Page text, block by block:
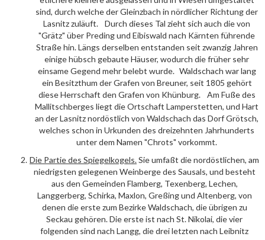
sind, durch welche der Gleinzbach in nördlicher Richtung der
Lasnitz zuläuft. Durch dieses Tal zieht sich auch die von
"Grätz" über Preding und Eibiswald nach Kärnten führende
Straße hin. Längs derselben entstanden seit zwanzig Jahren
einige hübsch gebaute Häuser, wodurch die früher sehr
einsame Gegend mehr belebt wurde. Waldschach war lang
ein Besitzthum der Grafen von Breuner, seit 1805 gehört
diese Herrschaft den Grafen von Khünburg. Am Fuße des
Mallitschberges liegt die Ortschaft Lamperstetten, und Hart
an der Lasnitz nordöstlich von Waldschach das Dorf Grötsch,
welches schon in Urkunden des dreizehnten Jahrhunderts
unter dem Namen "Chrots" vorkommt.
Die Partie des Spiegelkogels.Sie umfaßt die nordöstlichen, am
niedrigsten gelegenen Weinberge des Sausals, und besteht
aus den Gemeinden Flamberg, Texenberg, Lechen,
Langgerberg, Schirka, Maxlon, Greßing und Altenberg, von
denen die erste zum Bezirke Waldschach, die übrigen zu
Seckau gehören. Die erste ist nach St. Nikolai, die vier
folgenden sind nach Langg, die drei letzten nach Leibnitz